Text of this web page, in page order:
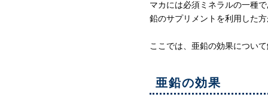
マカには必須ミネラルの一種
鉛のサプリメントを利用した
ここでは、亜鉛の効果につい
亜鉛の効果